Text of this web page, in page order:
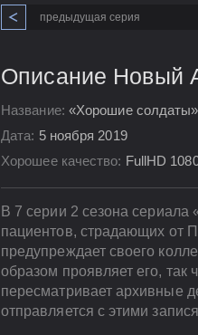
предыдущая серия
Описание Новый
Название: «Хорошие
Дата: 5 ноября 2019
Хорошее качество: FullHD
В 7 серии 2 сезона
пациентов, страдающих от
предупреждает своего
образом проявляет его, так
пересматривает архивные
отправляется с этими